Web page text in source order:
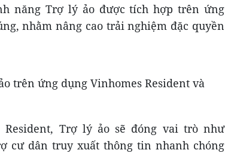
năng Trợ lý ảo được tích hợp trên ứng
nhằm nâng cao trải nghiệm đặc quyền
trên ứng dụng Vinhomes Resident và
Trợ lý ảo sẽ đóng vai trò như
cư dân truy xuất thông tin nhanh chóng